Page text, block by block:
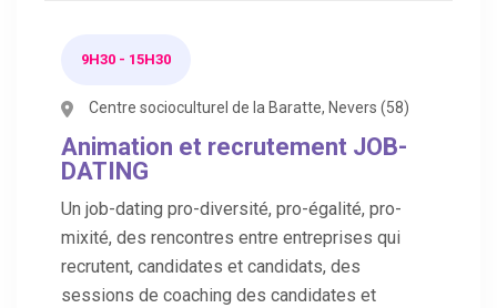
9H30 - 15H30
Centre socioculturel de la Baratte, Nevers (58)
Animation et recrutement JOB-
DATING
Un job-dating pro-diversité, pro-égalité, pro-
mixité, des rencontres entre entreprises qui
recrutent, candidates et candidats, des
sessions de coaching des candidates et